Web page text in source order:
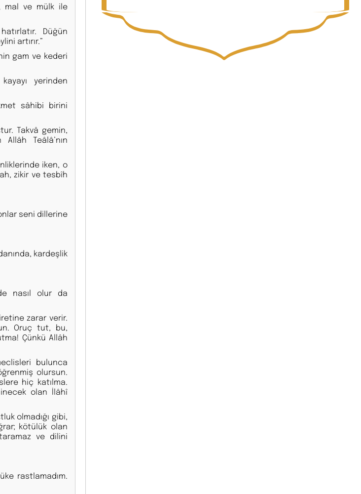
mal ve mülk ile
Düğün
artırır.”
gam ve kederi
yerinden
sâhibi birini
Takvâ gemin,
Teâlâ’nın
iken, o
zikir ve tesbîh
seni dillerine
kardeşlik
nasıl olur da
zarar verir.
Oruç tut, bu,
Çünkü Allâh
bulunca
olursun.
hiç katılma.
olan İlâhî
olmadığı gibi,
kötülük olan
ve dilini
rastlamadım.